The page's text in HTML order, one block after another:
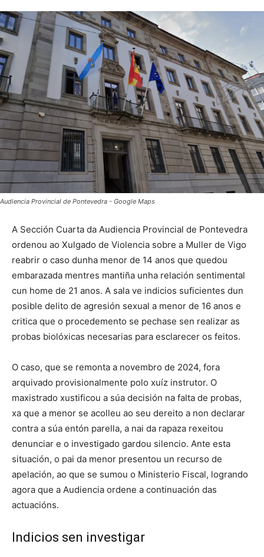
Audiencia Provincial de Pontevedra - Google Maps
A Sección Cuarta da Audiencia Provincial de Pontevedra
ordenou ao Xulgado de Violencia sobre a Muller de Vigo
reabrir o caso dunha menor de 14 anos que quedou
embarazada mentres mantiña unha relación sentimental
cun home de 21 anos. A sala ve indicios suficientes dun
posible delito de agresión sexual a menor de 16 anos e
critica que o procedemento se pechase sen realizar as
probas biolóxicas necesarias para esclarecer os feitos.
O caso, que se remonta a novembro de 2024, fora
arquivado provisionalmente polo xuíz instrutor. O
maxistrado xustificou a súa decisión na falta de probas,
xa que a menor se acolleu ao seu dereito a non declarar
contra a súa entón parella, a nai da rapaza rexeitou
denunciar e o investigado gardou silencio. Ante esta
situación, o pai da menor presentou un recurso de
apelación, ao que se sumou o Ministerio Fiscal, logrando
agora que a Audiencia ordene a continuación das
actuacións.
Indicios sen investigar